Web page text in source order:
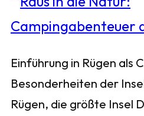
Einführung in Rügen als
Besonderheiten der
Rügen, die größte Insel